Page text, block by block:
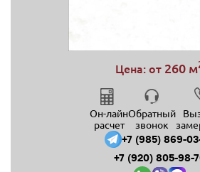
Цена: от 260 м
Он-лайн
расчет
Обратный
звонок
+7 (985) 869-
+7 (920) 805-98-